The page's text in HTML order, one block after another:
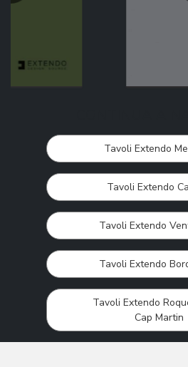
Tavoli Extendo
Tavoli Extendo
Tavoli Extendo
Tavoli Extendo
Tavoli Extendo
Cap Martin